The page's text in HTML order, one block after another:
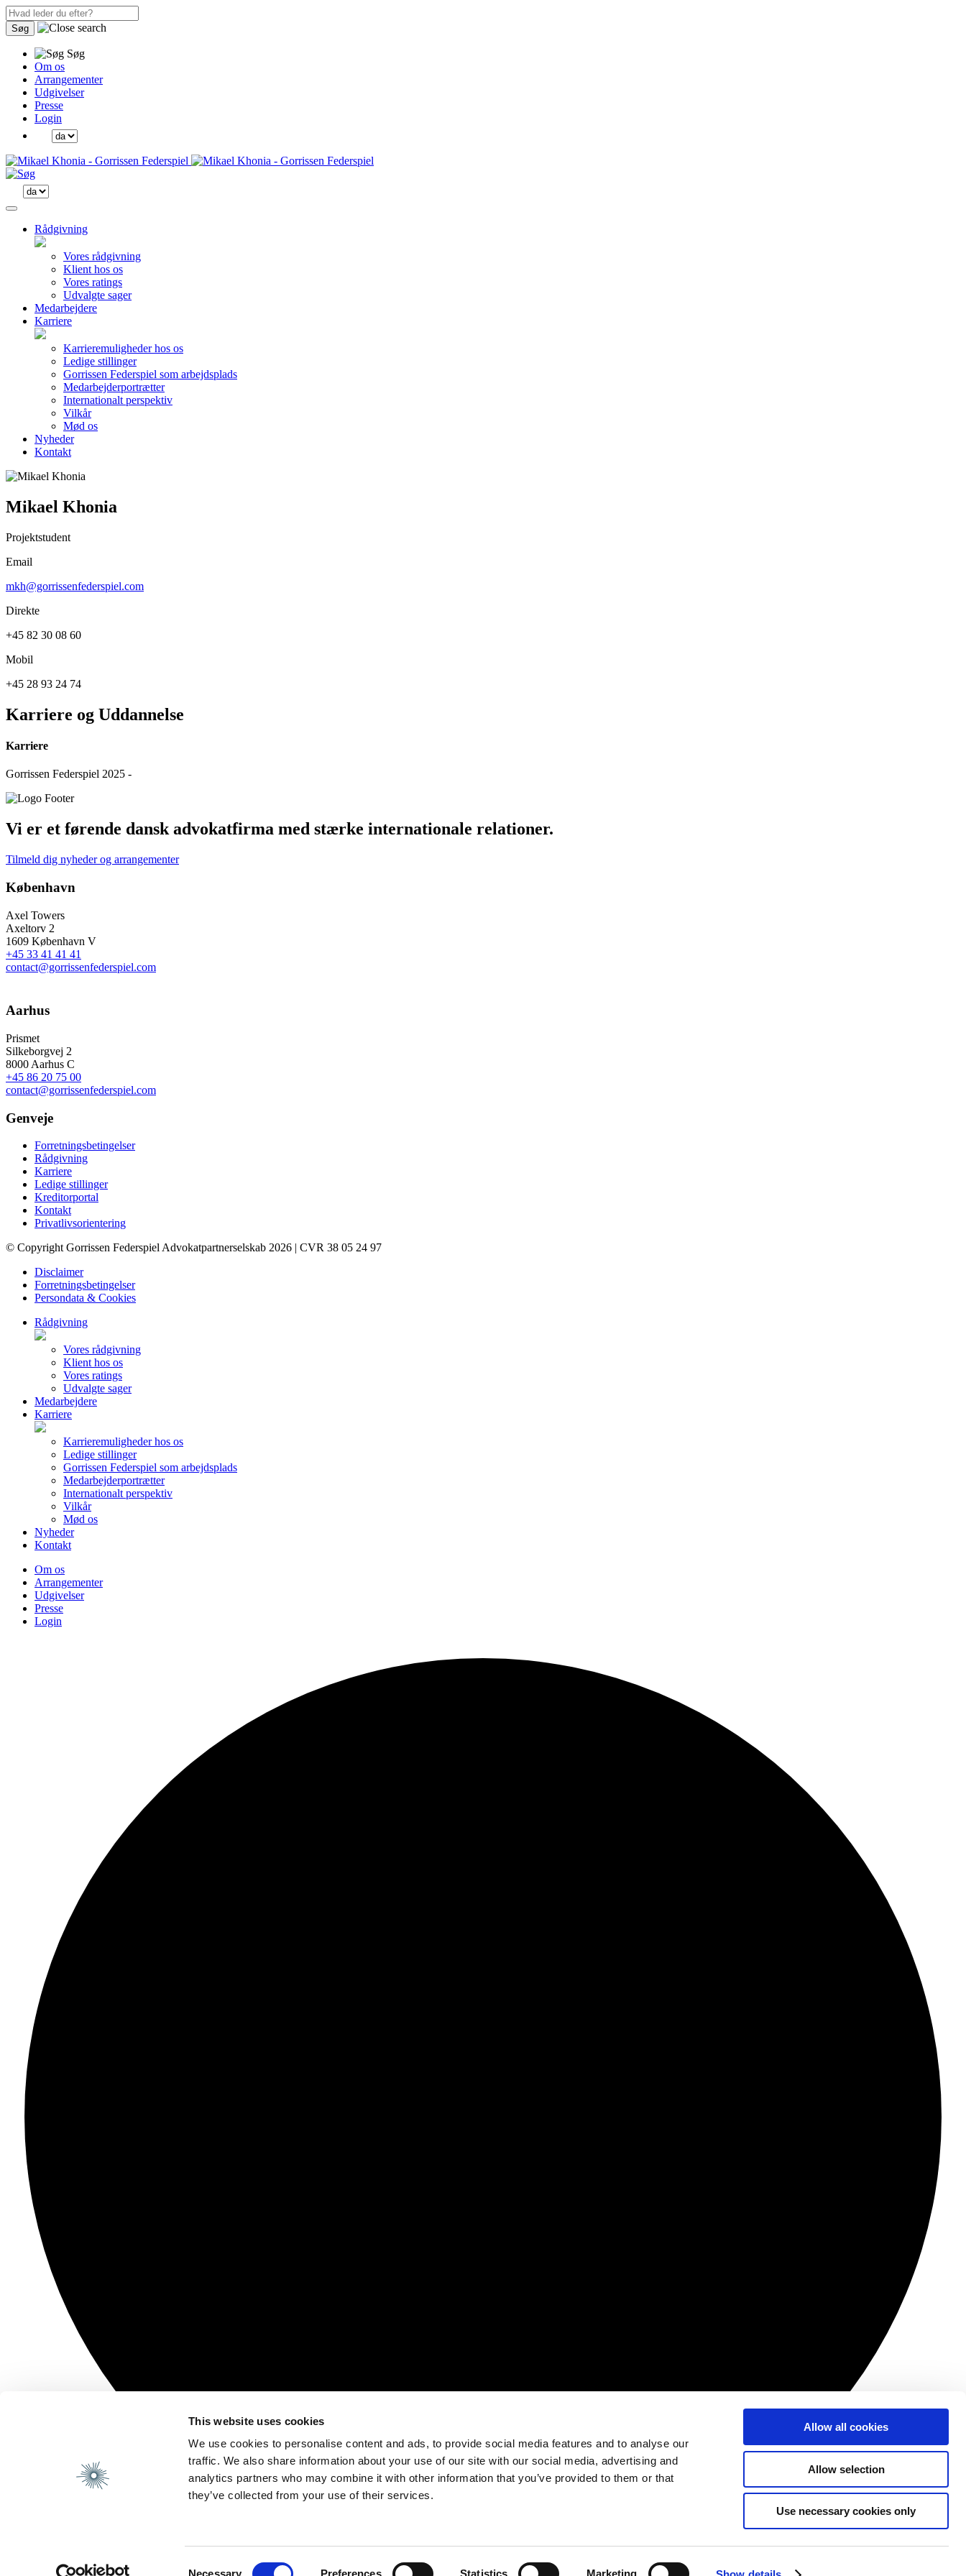
This website uses cookies
We use cookies to personalise content and ads, to provide social media features and to analyse our
traffic. We also share information about your use of our site with our social media, advertising and
analytics partners who may combine it with other information that you’ve provided to them or that
they’ve collected from your use of their services.
Necessary Preferences Statistics Marketing
Allow all cookies
Allow selection
Use necessary cookies only
Søg
Søg
Om os
Arrangementer
Udgivelser
Presse
Login
Rådgivning
Vores rådgivning
Klient hos os
Vores ratings
Udvalgte sager
Medarbejdere
Karriere
Karrieremuligheder hos os
Ledige stillinger
Gorrissen Federspiel som arbejdsplads
Medarbejderportrætter
Internationalt perspektiv
Vilkår
Mød os
Nyheder
Kontakt
Mikael Khonia
Projektstudent
Email
mkh@gorrissenfederspiel.com
Direkte
+45 82 30 08 60
Mobil
+45 28 93 24 74
Karriere og Uddannelse
Karriere
Gorrissen Federspiel 2025 -
Vi er et førende dansk advokatfirma med stærke internationale relationer.
Tilmeld dig nyheder og arrangementer
København
Axel Towers
Axeltorv 2
1609 København V
+45 33 41 41 41
contact@gorrissenfederspiel.com
Aarhus
Prismet
Silkeborgvej 2
8000 Aarhus C
+45 86 20 75 00
contact@gorrissenfederspiel.com
Genveje
Forretningsbetingelser
Rådgivning
Karriere
Ledige stillinger
Kreditorportal
Kontakt
Privatlivsorientering
© Copyright Gorrissen Federspiel Advokatpartnerselskab 2026 | CVR 38 05 24 97
Disclaimer
Forretningsbetingelser
Persondata & Cookies
Rådgivning
Vores rådgivning
Klient hos os
Vores ratings
Udvalgte sager
Medarbejdere
Karriere
Karrieremuligheder hos os
Ledige stillinger
Gorrissen Federspiel som arbejdsplads
Medarbejderportrætter
Internationalt perspektiv
Vilkår
Mød os
Nyheder
Kontakt
Om os
Arrangementer
Udgivelser
Presse
Login